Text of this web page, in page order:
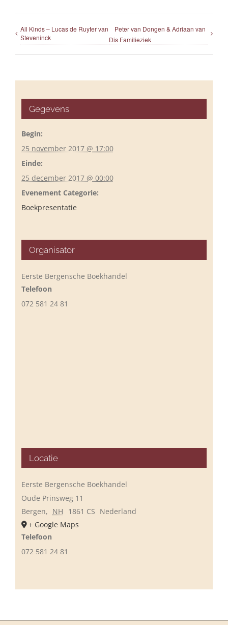
All Kinds – Lucas de Ruyter van
Steveninck
Peter van Dongen & Adriaan van
Dis Familieziek
Gegevens
Begin:
25 november 2017 @ 17:00
Einde:
25 december 2017 @ 00:00
Evenement Categorie:
Boekpresentatie
Organisator
Eerste Bergensche Boekhandel
Telefoon
072 581 24 81
Locatie
Eerste Bergensche Boekhandel
Oude Prinsweg 11
Bergen, NH 1861 CS Nederland
+ Google Maps
Telefoon
072 581 24 81